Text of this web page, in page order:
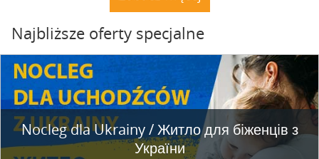
Najbliższe oferty specjalne
Nocleg dla Ukrainy / Житло для бiженцiв з
України